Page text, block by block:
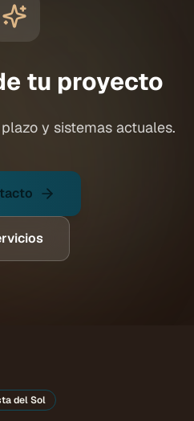
tu proyecto
y sistemas actuales.
del Sol